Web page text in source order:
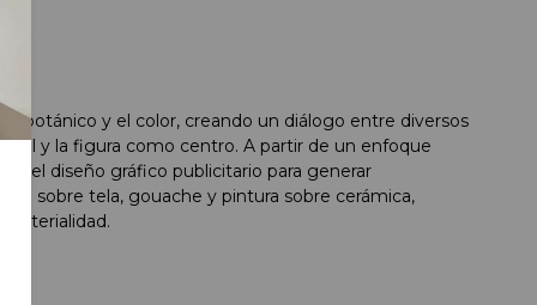
botánico y el color, creando un diálogo entre diversos
y la figura como centro. A partir de un enfoque
del diseño gráfico publicitario para generar
sobre tela, gouache y pintura sobre cerámica,